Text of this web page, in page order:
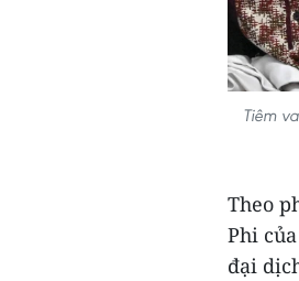
Tiêm
Theo
Phi
đại